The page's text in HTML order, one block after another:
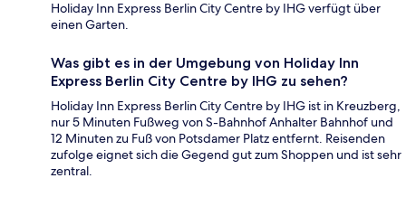
Holiday Inn Express Berlin City Centre by IHG verfügt über
einen Garten.
Was gibt es in der Umgebung von Holiday Inn
Express Berlin City Centre by IHG zu sehen?
Holiday Inn Express Berlin City Centre by IHG ist in Kreuzberg,
nur 5 Minuten Fußweg von S-Bahnhof Anhalter Bahnhof und
12 Minuten zu Fuß von Potsdamer Platz entfernt. Reisenden
zufolge eignet sich die Gegend gut zum Shoppen und ist sehr
zentral.